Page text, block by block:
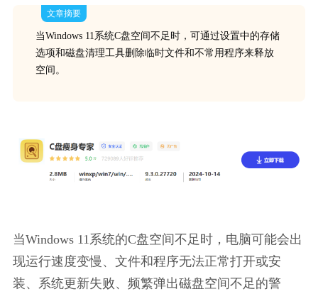
文章摘要
当Windows 11系统C盘空间不足时，可通过设置中的存储
选项和磁盘清理工具删除临时文件和不常用程序来释放
空间。
当Windows 11系统的C盘空间不足时，电脑可能会出
现运行速度变慢、文件和程序无法正常打开或安
装、系统更新失败、频繁弹出磁盘空间不足的警